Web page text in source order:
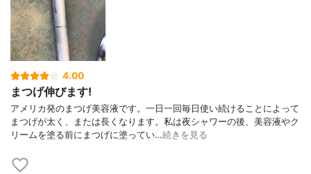
4.00
まつげ伸びます!
アメリカ発のまつげ美容液です。一日一回毎日使い続けることによって
まつげが太く、または長くなります。私は夜シャワーの後、美容液やク
リームを塗る前にまつげに塗ってい…続きを見る